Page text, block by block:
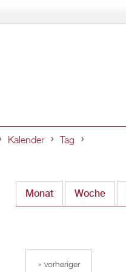
Kalender Tag
Monat Woche
« vorheriger